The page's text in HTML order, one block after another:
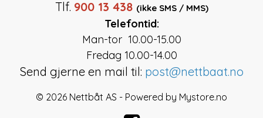
Tlf. 900 13 438 (ikke SMS / MMS)
Telefontid:
Man-tor 10.00-15.00
Fredag 10.00-14.00
Send gjerne en mail til: post@nettbaat.no
© 2026 Nettbåt AS - Powered by Mystore.no